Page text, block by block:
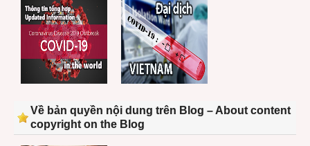
Về bản quyền nội dung trên Blog – About content
copyright on the Blog